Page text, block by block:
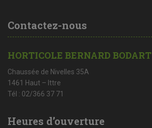
Contactez-nous
HORTICOLE BERNARD BODART
Chaussée de Nivelles 35A
1461 Haut – Ittre
Tél : 02/366 37 71
Heures d’ouverture